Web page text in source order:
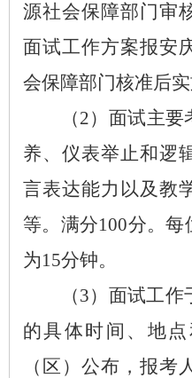
源社会保障部门审
面试工作方案报安
会保障部门核准后实
（2）面试主要
养、仪表举止和逻
言表达能力以及教
等。满分100分。
为15分钟。
（3）面试工作
的具体时间、地
（区）公布，报考